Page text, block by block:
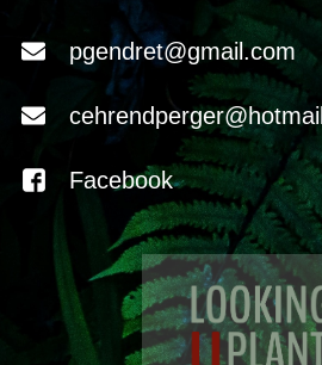
pgendret@gmail.com
Facebook